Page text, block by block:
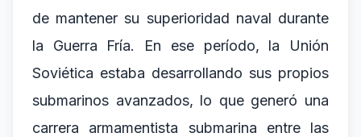
de mantener su superioridad naval durante
la Guerra Fría. En ese período, la Unión
Soviética estaba desarrollando sus propios
submarinos avanzados, lo que generó una
carrera armamentista submarina entre las